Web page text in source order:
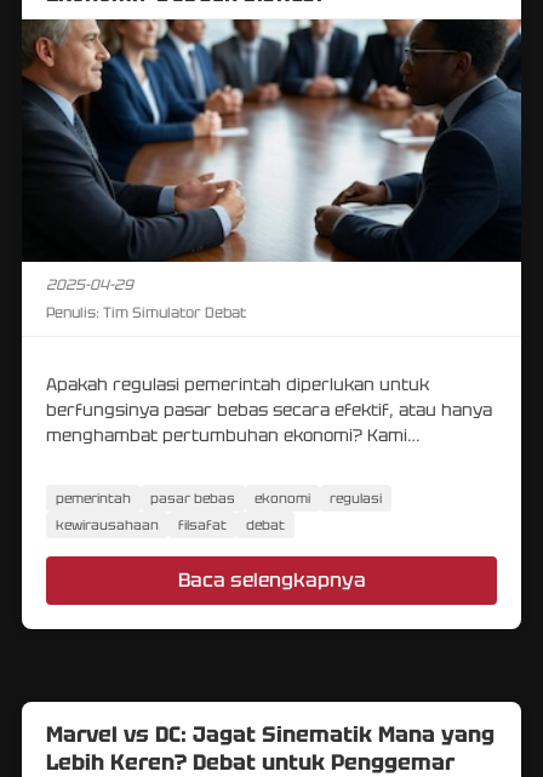
2025-04-29
Penulis: Tim Simulator Debat
Apakah regulasi pemerintah diperlukan untuk
berfungsinya pasar bebas secara efektif, atau hanya
menghambat pertumbuhan ekonomi? Kami
pemerintah pasar bebas ekonomi
regulasi
kewirausahaan
filsafat debat
Baca selengkapnya
Marvel vs DC: Jagat Sinematik Mana yang
Lebih Keren? Debat untuk Penggemar